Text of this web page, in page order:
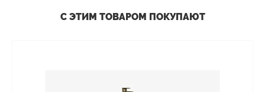
С ЭТИМ ТОВАРОМ ПОКУПАЮТ